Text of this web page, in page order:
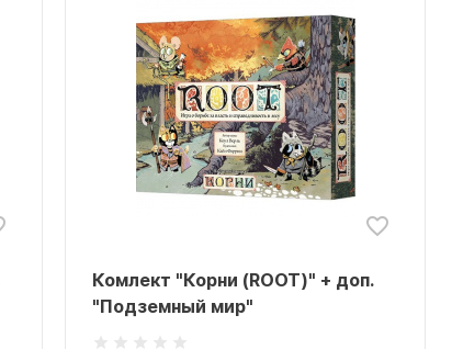
Комлект "Корни (ROOT)" + доп.
"Подземный мир"